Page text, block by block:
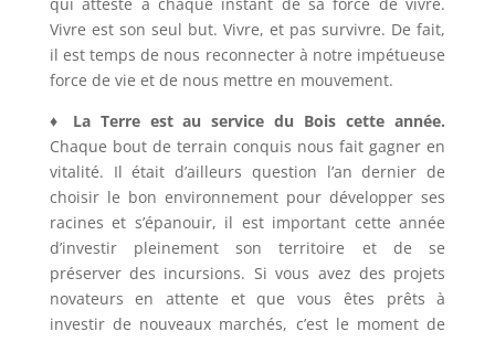
Vivre est son seul but. Vivre, et pas survivre. De fait,
il est temps de nous reconnecter à notre impétueuse
force de vie et de nous mettre en mouvement.
♦ La Terre est au service du Bois cette année.
Chaque bout de terrain conquis nous fait gagner en
vitalité. Il était d’ailleurs question l’an dernier de
choisir le bon environnement pour développer ses
racines et s’épanouir, il est important cette année
d’investir pleinement son territoire et de se
préserver des incursions. Si vous avez des projets
novateurs en attente et que vous êtes prêts à
investir de nouveaux marchés, c’est le moment de